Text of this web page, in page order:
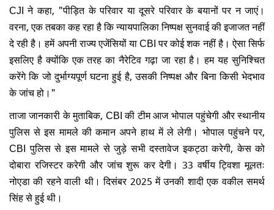
CJI ने कहा, "पीड़ित के परिवार या दूसरे परिवार के बयानों पर न जाएं।
वरना, एक तबका कह रहा है कि न्यायपालिका निष्पक्ष सुनवाई की इजाजत नहीं
दे रही है। हमें अपनी राज्य एजेंसियों या CBI पर कोई शक नहीं है। ऐसा सिर्फ
इसलिए है क्योंकि एक तरह का नैरेटिव गढ़ा जा रहा है। हम यह सुनिश्चित
करेंगे कि जो दुर्भाग्यपूर्ण घटना हुई है, उसकी निष्पक्ष और बिना किसी भेदभाव
के जांच हो।"
ताजा जानकारी के मुताबिक, CBI की टीम आज भोपाल पहुंचेगी और स्थानीय
पुलिस से इस मामले की कमान अपने हाथ में ले लेगी। भोपाल पहुंचने पर,
CBI पुलिस से इस मामले से जुड़े सभी दस्तावेज इकट्ठा करेगी, केस को
दोबारा रजिस्टर करेगी और जांच शुरू कर देगी। 33 वर्षीय ट्विशा मूलतः
नोएडा की रहने वाली थी। दिसंबर 2025 में उनकी शादी एक वकील समर्थ
सिंह से हुई थी।